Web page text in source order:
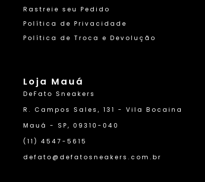
Rastreie seu Pedido
Política de Privacidade
Política de Troca e Devolução
Loja Mauá
DeFato Sneakers
R. Campos Sales, 131 - Vila Bocaina
Mauá - SP, 09310-040
(11) 4547-5615
defato@defatosneakers.com.br